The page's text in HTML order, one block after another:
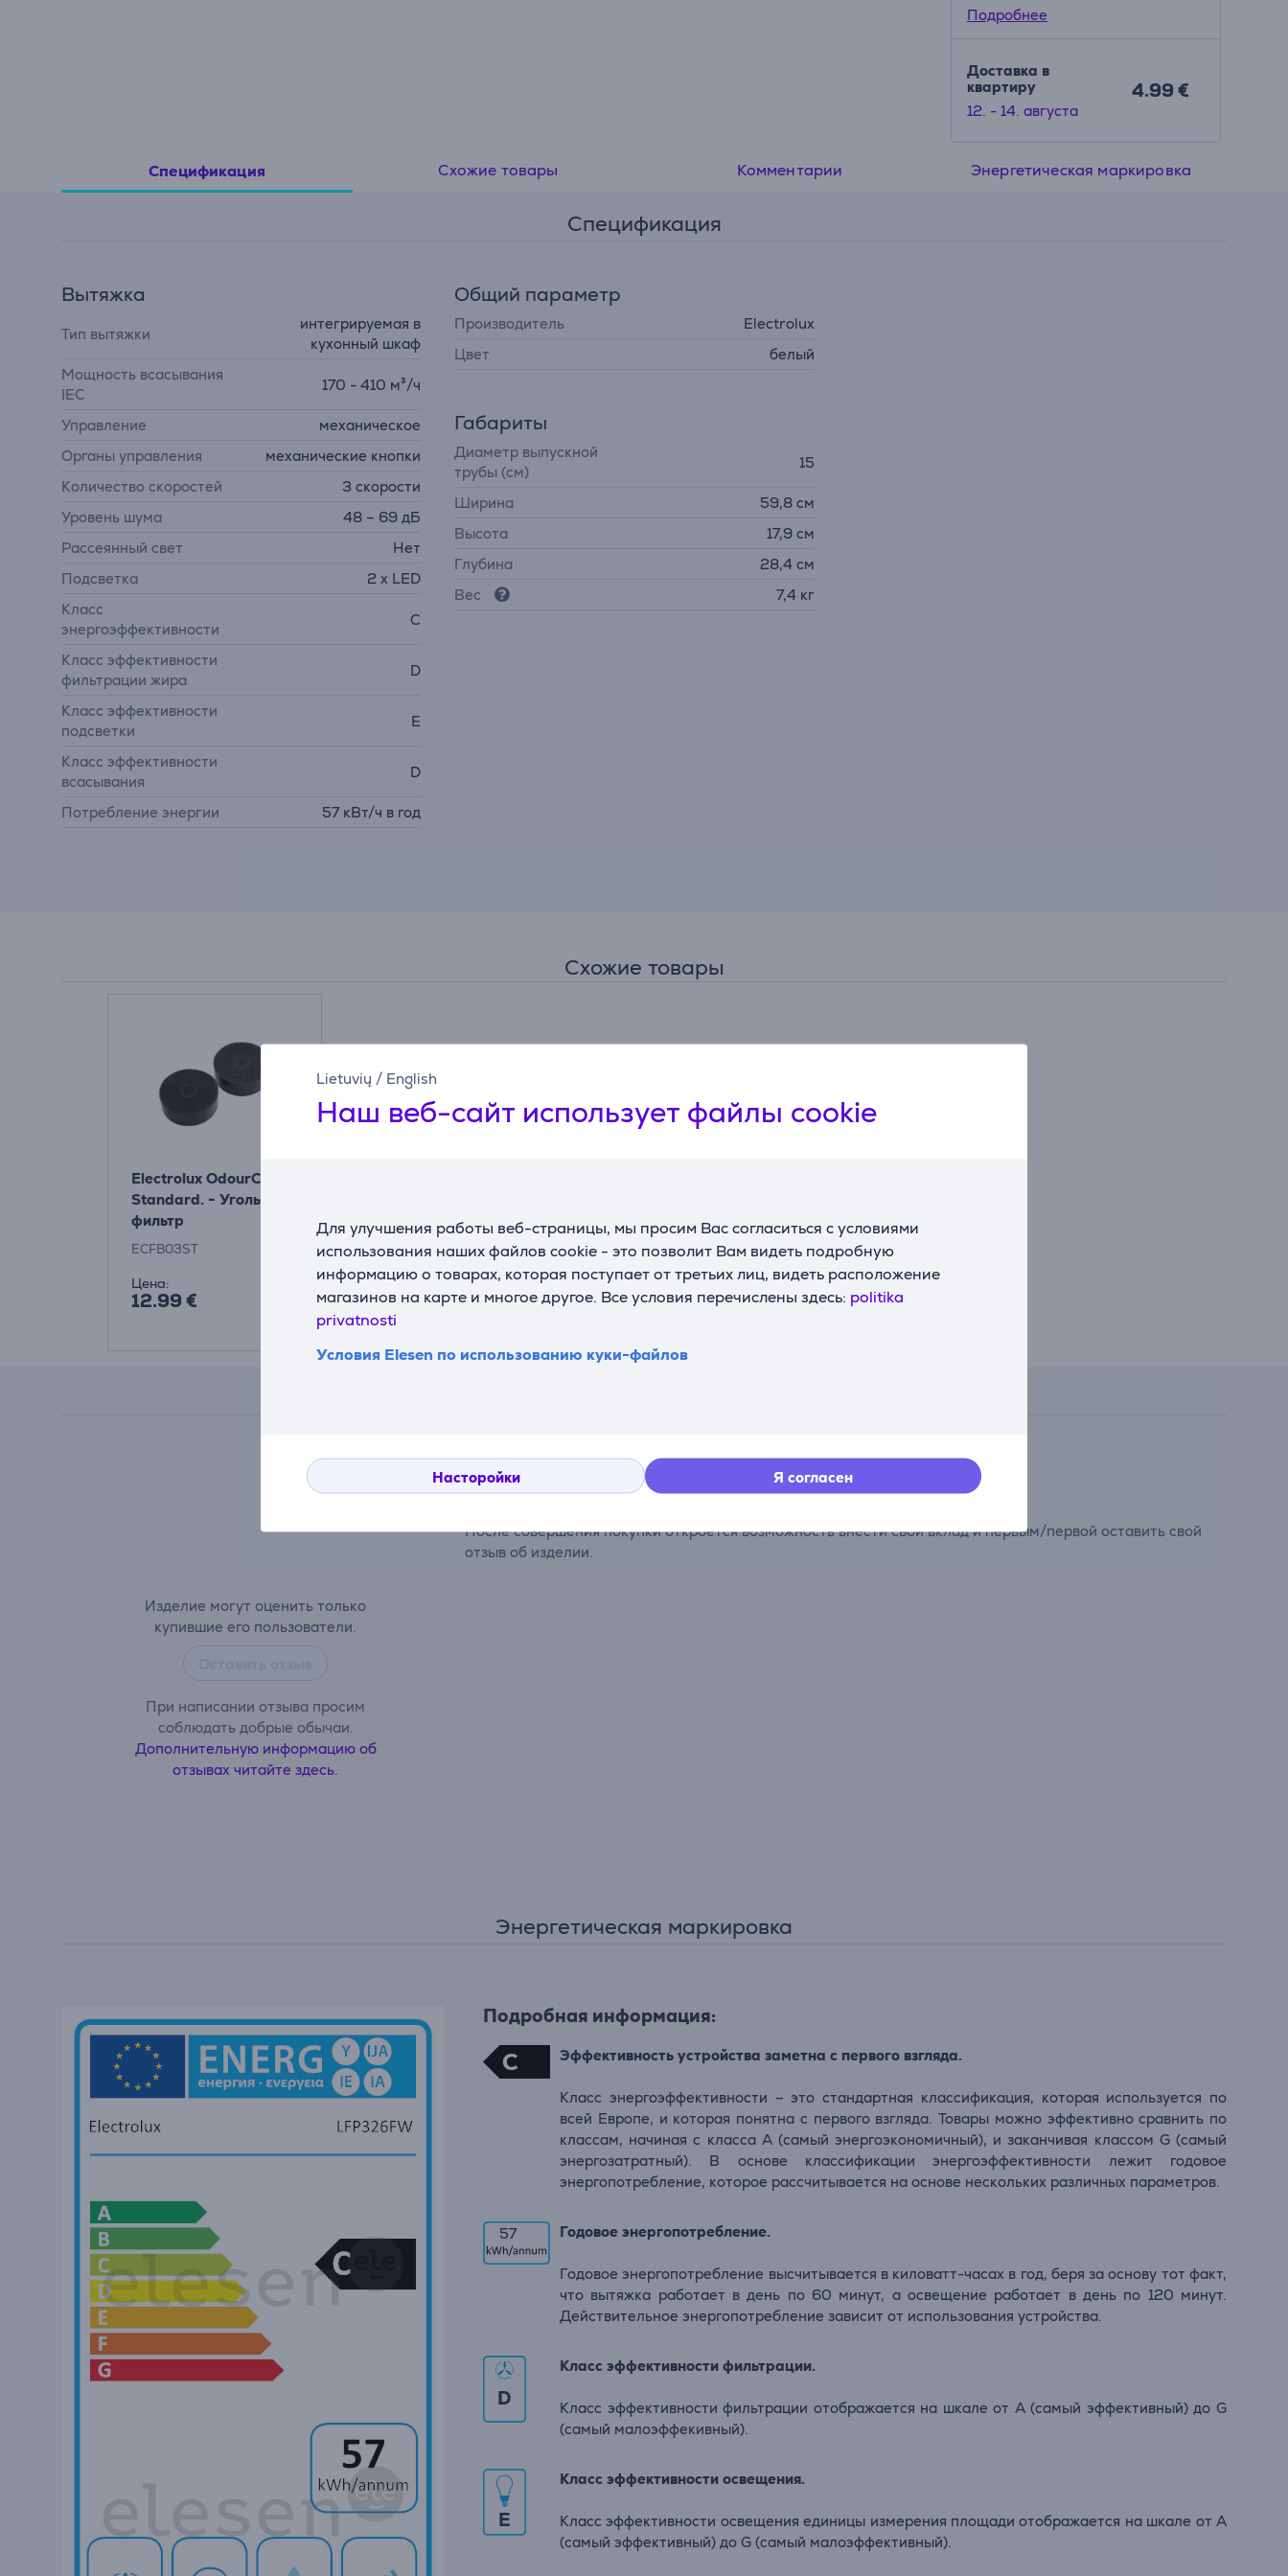
Lietuvių / English
Наш веб-сайт использует файлы cookie
Для улучшения работы веб-страницы, мы просим Вас согласиться с условиями
использования наших файлов cookie - это позволит Вам видеть подробную
информацию о товарах, которая поступает от третьих лиц, видеть расположение
магазинов на карте и многое другое. Все условия перечислены здесь: politika
privatnosti
Условия Elesen по использованию куки-файлов
Насторойки Я согласен
Подробнее
Доставка в
квартиру
12. - 14. августа
4.99 €
Спецификация Схожие товары Комментарии Энергетическая маркировка
Спецификация
Вытяжка
Тип вытяжки
интегрируемая в
кухонный шкаф
Мощность всасывания
IEC
170 - 410 м³/ч
Управление
механическое
Органы управления
механические кнопки
Количество скоростей
3 скорости
Уровень шума
48 – 69 дБ
Рассеянный свет
Нет
Подсветка
2 x LED
Класс
энергоэффективности
C
Класс эффективности
фильтрации жира
D
Класс эффективности
подсветки
E
Класс эффективности
всасывания
D
Потребление энергии 57 кВт/ч в год
Общий параметр
Производитель
Electrolux
Цвет
белый
Габариты
Диаметр выпускной
трубы (см)
15
Ширина
59,8 см
Высота
17,9 см
Глубина
28,4 см
Вес
7,4 кг
Схожие товары
Electrolux OdourClean
Standard. - Угольный
фильтр
ECFB03ST
Цена:
12.99 €
Изделие могут оценить только
купившие его пользователи.
При написании отзыва просим
соблюдать добрые обычаи.
Дополнительную информацию об
отзывах читайте здесь.
После совершения покупки откроется возможность внести свой вклад и первым/первой оставить свой
отзыв об изделии.
Энергетическая маркировка
Подробная информация:
C Эффективность устройства заметна с первого взгляда.
Класс энергоэффективности – это стандартная классификация, которая используется по
всей Европе, и которая понятна с первого взгляда. Товары можно эффективно сравнить по
классам, начиная с класса А (самый энергоэкономичный), и заканчивая классом G (самый
энергозатратный). В основе классификации энергоэффективности лежит годовое
энергопотребление, которое рассчитывается на основе нескольких различных параметров.
57 Годовое энергопотребление.
Годовое энергопотребление высчитывается в киловатт-часах в год, беря за основу тот факт,
что вытяжка работает в день по 60 минут, а освещение работает в день по 120 минут.
Действительное энергопотребление зависит от использования устройства.
D
Класс эффективности фильтрации.
Класс эффективности фильтрации отображается на шкале от А (самый эффективный) до G
(самый малоэффекивный).
E
Класс эффективности освещения.
Класс эффективности освещения единицы измерения площади отображается на шкале от А
(самый эффективный) до G (самый малоэффективный).